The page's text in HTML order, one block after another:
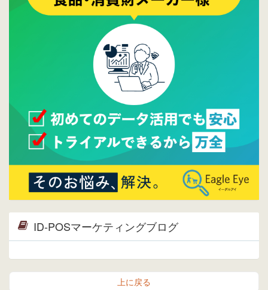
2015/09/28
ウレコンが機能拡充し、サイトリニューアル
しました。⇒
ウレコンFacebook
Facebookページを開設しました。詳細は
ら。
ウレコンサイトリリースしました。
ID-POSマーケティングブログ
上に戻る